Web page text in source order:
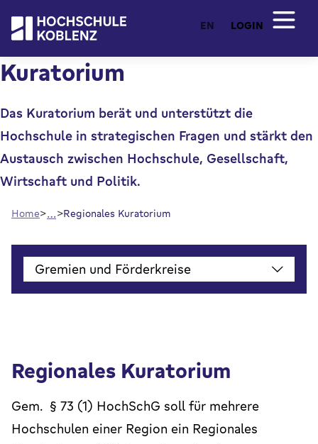
EN LOGIN
Kuratorium
Das Kuratorium berät und unterstützt die
Hochschule in strategischen Fragen und stärkt den
Austausch zwischen Hochschule, Gesellschaft,
Wirtschaft und Politik.
Home … Regionales Kuratorium
Gremien und Förderkreise
Regionales Kuratorium
Gem. § 73 (1) HochSchG soll für mehrere
Hochschulen einer Region ein Regionales